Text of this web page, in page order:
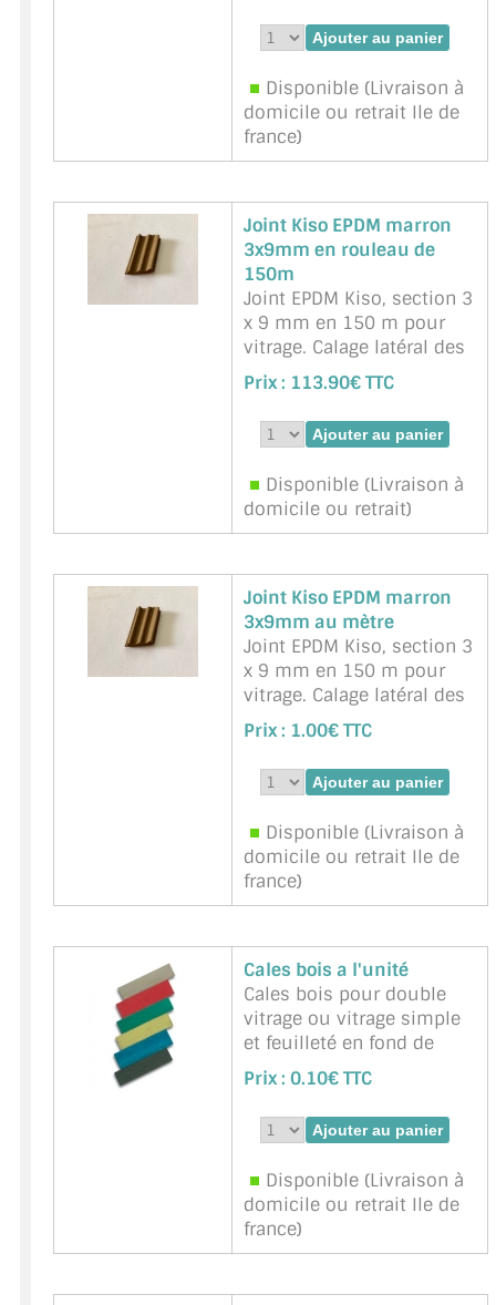
Disponible (Livraison à
domicile ou retrait Ile de
france)
Joint Kiso EPDM marron
3x9mm en rouleau de
150m
Joint EPDM Kiso, section 3
x 9 mm en 150 m pour
vitrage. Calage latéral des
vitres (verres) en feuillure.
Une face autocollante
Marque : NNPP Service
Miroiterie - Référence :
Prix : 113.90€ TTC
Disponible (Livraison à
domicile ou retrait)
Joint Kiso EPDM marron
3x9mm au mètre
Joint EPDM Kiso, section 3
x 9 mm en 150 m pour
vitrage. Calage latéral des
vitres (verres) en feuillure.
Une face autocollante
Marque : NNPP Service
Miroiterie - Référence :
Prix : 1.00€ TTC
Disponible (Livraison à
domicile ou retrait Ile de
france)
Cales bois a l'unité
Cales bois pour double
vitrage ou vitrage simple
et feuilleté en fond de
feuillure . Fenêtre ou
châssis de verrières
métal.
Marque : BOHLE -
Prix : 0.10€ TTC
Disponible (Livraison à
domicile ou retrait Ile de
france)